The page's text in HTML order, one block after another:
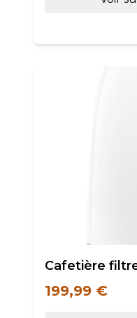
Cafetière
199,99 €